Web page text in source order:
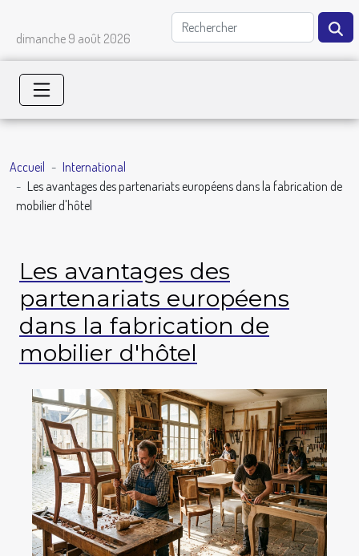
dimanche 9 août 2026
Accueil
International
Les avantages des partenariats européens dans la fabrication de
mobilier d'hôtel
Les avantages des
partenariats européens
dans la fabrication de
mobilier d'hôtel